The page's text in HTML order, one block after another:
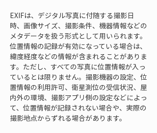
EXIFは、デジタル写真に付随する撮影日
時、画像サイズ、撮影条件、機器情報などの
メタデータを扱う形式として用いられます。
位置情報の記録が有効になっている場合は、
緯度経度などの情報が含まれることがありま
す。ただし、すべての写真に位置情報が入っ
ているとは限りません。撮影機器の設定、位
置情報の利用許可、衛星測位の受信状況、屋
内外の環境、撮影アプリ側の設定などによっ
て、位置情報が記録されない場合や、実際の
撮影地点からずれる場合があります。